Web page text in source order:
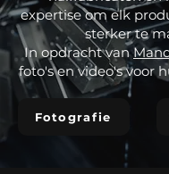
expertise om elk
sterker te
In opdracht van
foto's en video's voor
Fotografie